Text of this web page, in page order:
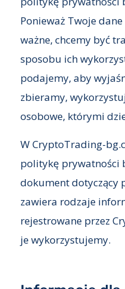
Ponieważ Twoje
ważne, chcemy być
sposobu ich
podajemy, aby
zbieramy,
osobowe, którymi
W CryptoTrading-
politykę prywatności
dokument dotyczący
zawiera rodzaje
rejestrowane przez
je wykorzystujemy.